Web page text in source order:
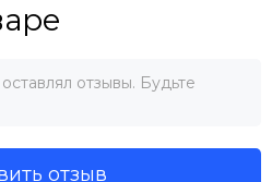
рун.
отзывы. Будьте
отзыв